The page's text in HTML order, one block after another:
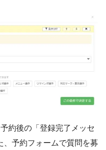
約後の「登録完了メッセ
、予約フォームで質問を募